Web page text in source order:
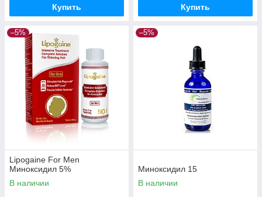
Купить Купить
–5%
Lipogaine For Men
Миноксидил 5%
В наличии
–5%
Миноксидил 15
В наличии